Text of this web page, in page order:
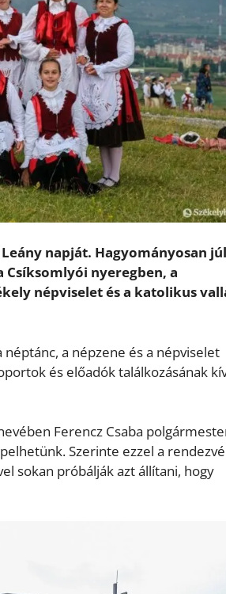
napját. Hagyományosan
Csíksomlyói nyeregben, a
népviselet és a katolikus
a népzene és a népviselet
és előadók találkozásának
Ferencz Csaba
Szerinte ezzel a
sokan próbálják azt állítani, hogy